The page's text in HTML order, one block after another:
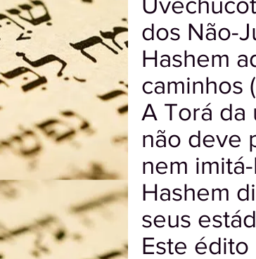
dos Não-
Hashem
caminhos
A Torá da
não deve
nem
Hashem
seus
Este